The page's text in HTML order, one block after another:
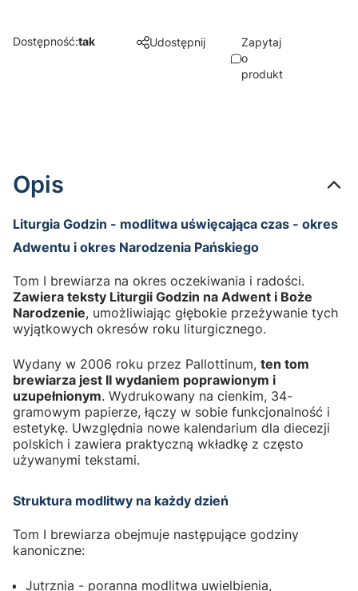
Dostępność:tak Udostępnij
Zapytaj
o
produkt
Opis
Liturgia Godzin - modlitwa uświęcająca czas - okres
Adwentu i okres Narodzenia Pańskiego
Tom I brewiarza na okres oczekiwania i radości.
Zawiera teksty Liturgii Godzin na Adwent i Boże
Narodzenie, umożliwiając głębokie przeżywanie tych
wyjątkowych okresów roku liturgicznego.
Wydany w 2006 roku przez Pallottinum, ten tom
brewiarza jest II wydaniem poprawionym i
uzupełnionym. Wydrukowany na cienkim, 34-
gramowym papierze, łączy w sobie funkcjonalność i
estetykę. Uwzględnia nowe kalendarium dla diecezji
polskich i zawiera praktyczną wkładkę z często
używanymi tekstami.
Struktura modlitwy na każdy dzień
Tom I brewiarza obejmuje następujące godziny
kanoniczne:
Jutrznia - poranna modlitwa uwielbienia,